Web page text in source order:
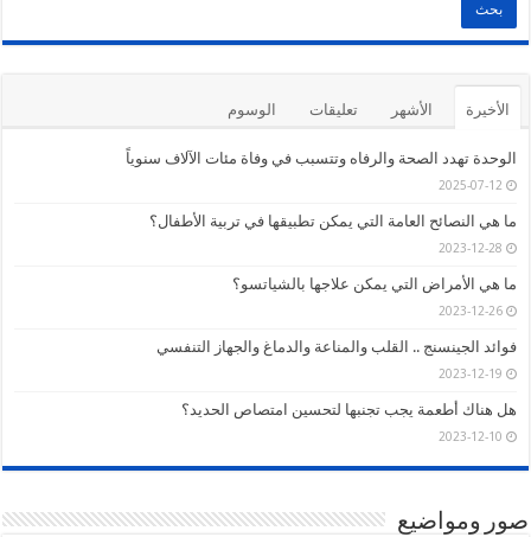
الأخيرة الأشهر تعليقات الوسوم
الوحدة تهدد الصحة والرفاه وتتسبب في وفاة مئات الآلاف سنوياً
2025-07-12
ما هي النصائح العامة التي يمكن تطبيقها في تربية الأطفال؟
2023-12-28
ما هي الأمراض التي يمكن علاجها بالشياتسو؟
2023-12-26
فوائد الجينسنج .. القلب والمناعة والدماغ والجهاز التنفسي
2023-12-19
هل هناك أطعمة يجب تجنبها لتحسين امتصاص الحديد؟
2023-12-10
صور ومواضيع